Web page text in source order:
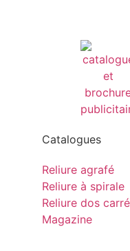
Catalogues
Reliure agrafé
Reliure à spirale
Reliure dos
Magazine